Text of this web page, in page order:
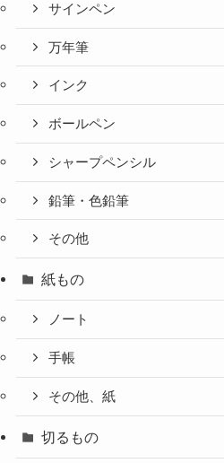
サインペン
万年筆
インク
ボールペン
シャープペンシル
鉛筆・色鉛筆
その他
紙もの
ノート
手帳
その他、紙
切るもの